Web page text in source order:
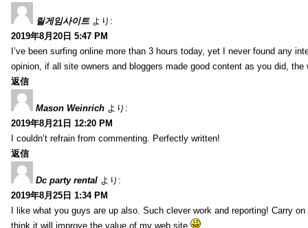
릴게임사이트 より:
2019年8月20日 5:47 PM
I’ve been surfing online more than 3 hours today, yet I never found any
opinion, if all site owners and bloggers made good content as you did,
返信
Mason Weinrich より:
2019年8月21日 12:20 PM
I couldn’t refrain from commenting. Perfectly written!
返信
Dc party rental より:
2019年8月25日 1:34 PM
I like what you guys are up also. Such clever work and reporting! Carry
think it will improve the value of my web site